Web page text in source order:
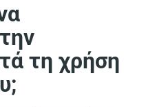
τη χρήση